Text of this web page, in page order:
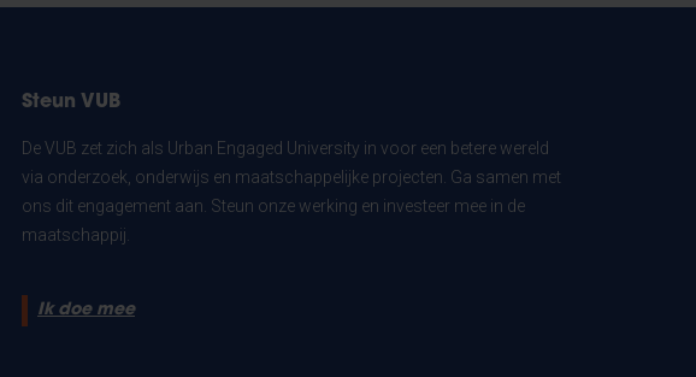
Steun VUB
De VUB zet zich als Urban Engaged University in voor een betere wereld
via onderzoek, onderwijs en maatschappelijke projecten. Ga samen met
ons dit engagement aan. Steun onze werking en investeer mee in de
maatschappij.
Ik doe mee